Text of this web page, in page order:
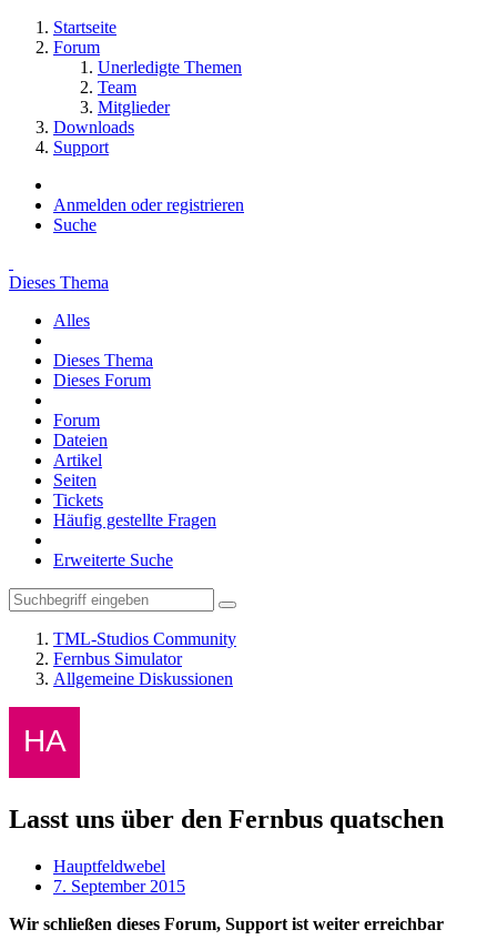
Startseite
Forum
Unerledigte Themen
Team
Mitglieder
Downloads
Support
Anmelden oder registrieren
Suche
Dieses Thema
Alles
Dieses Thema
Dieses Forum
Forum
Dateien
Artikel
Seiten
Tickets
Häufig gestellte Fragen
Erweiterte Suche
TML-Studios Community
Fernbus Simulator
Allgemeine Diskussionen
Lasst uns über den Fernbus quatschen
Hauptfeldwebel
7. September 2015
Wir schließen dieses Forum, Support ist weiter erreichbar